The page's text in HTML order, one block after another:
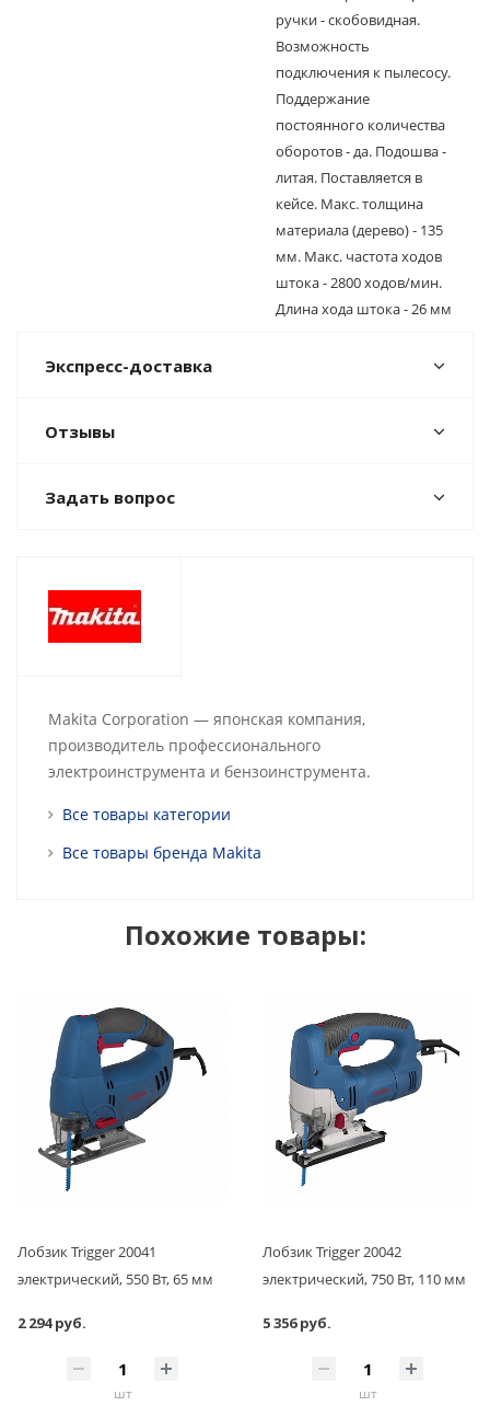
ручки - скобовидная.
Возможность
подключения к пылесосу.
Поддержание
постоянного количества
оборотов - да. Подошва -
литая. Поставляется в
кейсе. Макс. толщина
материала (дерево) - 135
мм. Макс. частота ходов
штока - 2800 ходов/мин.
Длина хода штока - 26 мм
Экспресс-доставка
Отзывы
Задать вопрос
Makita Corporation — японская компания,
производитель профессионального
электроинструмента и бензоинструмента.
Все товары категории
Все товары бренда Makita
Похожие товары:
Лобзик Trigger 20041
электрический, 550 Вт, 65 мм
2 294 руб.
шт
Лобзик Trigger 20042
электрический, 750 Вт, 110 мм
5 356 руб.
шт